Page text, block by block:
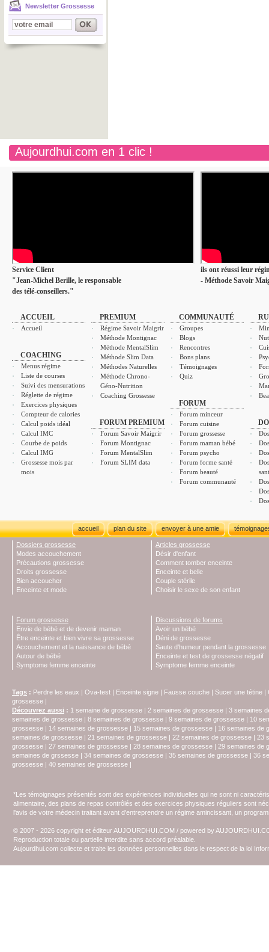
Newsletter Grossesse
Aujourdhui.com en 1 clic !
Service Client
"Jean-Michel Berille, le responsable
des télé-conseillers."
ils ont réussi leur
- Méthode Savoir
ACCUEIL
Accueil
COACHING
Menus régime
Liste de courses
Suivi des mensurations
Réglette de régime
Exercices physiques
Compteur de calories
Calcul poids idéal
Calcul IMC
Courbe de poids
Calcul IMG
Grossesse mois par
mois
PREMIUM
Régime Savoir Maigrir
Méthode Montignac
Méthode MentalSlim
Méthode Slim Data
Méthodes Naturelles
Méthode Chrono-
Géno-Nutrition
Coaching Grossesse
FORUM PREMIUM
Forum Savoir Maigrir
Forum Montignac
Forum MentalSlim
Forum SLIM data
COMMUNAUTÉ
Groupes
Blogs
Rencontres
Bons plans
Témoignages
Quiz
FORUM
Forum minceur
Forum cuisine
Forum grossesse
Forum maman bébé
Forum psycho
Forum forme santé
Forum beauté
Forum communauté
accueil plan du site envoyer à une amie
Dossiers grossesse
Modes accouchement
Précautions grossesse
Droits grossesse
Bien accoucher
Enceinte et mode
Articles grossesse
Désir d'enfant
Comment tomber enceinte
Enceinte et belle
Couple stérile
Choisir le sexe de son enfant
Forum grossesse
Envie de bébé et de devenir maman
Être enceinte et bien vivre sa grossesse
Accouchement et la naissance de bébé
Autour de bébé
Symptome femme enceinte
Discussions de forums
Avoir un bébé
Déni de grossesse
Saute d'humeur pendant la grossesse
Enceinte et test de grossesse négatif
Symptome femme enceinte
Tags : Perdre les eaux | Ova-test | Enceinte signe | Fausse couche | Sucer une tétine |
grossesse |
Découvrez aussi : 1 semaine de grossesse | 2 semaines de grossesse | 3 semaines
semaines de grossesse | 8 semaines de grossesse | 9 semaines de grossesse | 10
grossesse | 14 semaines de grossesse | 15 semaines de grossesse | 16 semaines de
semaines de grossesse | 21 semaines de grossesse | 22 semaines de grossesse | 23
grossesse | 27 semaines de grossesse | 28 semaines de grossesse | 29 semaines de
semaines de grssesse | 34 semaines de grossesse | 35 semaines de grossesse | 36
grossesse | 40 semaines de grossesse |
*Les témoignages présentés sont des expériences individuelles qui ne sont ni
alimentaire, des plans de repas contrôlés et des exercices physiques réguliers sont
l'avis de votre médecin traitant avant d'entreprendre un régime amincissant, un
© 2007 - 2026 copyright et éditeur AUJOURDHUI.COM / powered by
Reproduction totale ou partielle interdite sans accord préalable.
Aujourdhui.com collecte et traite les données personnelles dans le respect de la loi